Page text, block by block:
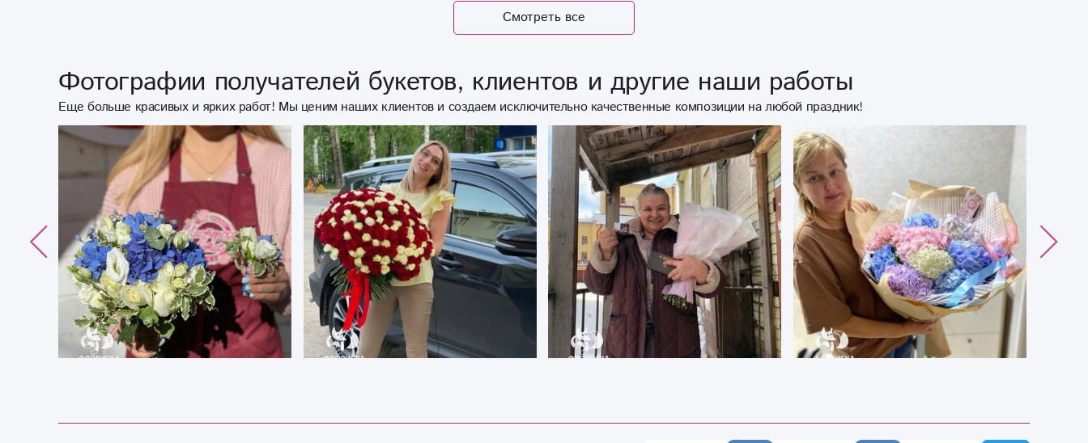
Смотреть все
Фотографии получателей букетов, клиентов и другие наши работы
Еще больше красивых и ярких работ! Мы ценим наших клиентов и создаем исключительно качественные композиции на любой праздник!